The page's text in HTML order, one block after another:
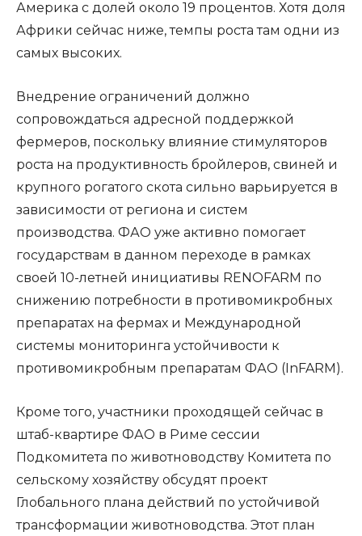
Америка с долей около 19 процентов. Хотя доля
Африки сейчас ниже, темпы роста там одни из
самых высоких.
Внедрение ограничений должно
сопровождаться адресной поддержкой
фермеров, поскольку влияние стимуляторов
роста на продуктивность бройлеров, свиней и
крупного рогатого скота сильно варьируется в
зависимости от региона и систем
производства. ФАО уже активно помогает
государствам в данном переходе в рамках
своей 10-летней инициативы RENOFARM по
снижению потребности в противомикробных
препаратах на фермах и Международной
системы мониторинга устойчивости к
противомикробным препаратам ФАО (InFARM).
Кроме того, участники проходящей сейчас в
штаб-квартире ФАО в Риме сессии
Подкомитета по животноводству Комитета по
сельскому хозяйству обсудят проект
Глобального плана действий по устойчивой
трансформации животноводства. Этот план